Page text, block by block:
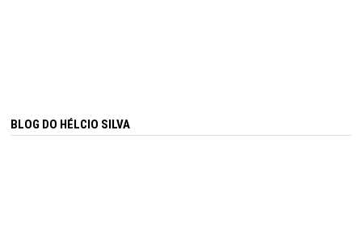
BLOG DO HÉLCIO SILVA